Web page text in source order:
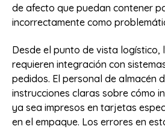
de afecto que puedan contener
incorrectamente como
Desde el punto de vista logístico,
requieren integración con
pedidos. El personal de almacén
instrucciones claras sobre cómo
ya sea impresos en tarjetas
en el empaque. Los errores en